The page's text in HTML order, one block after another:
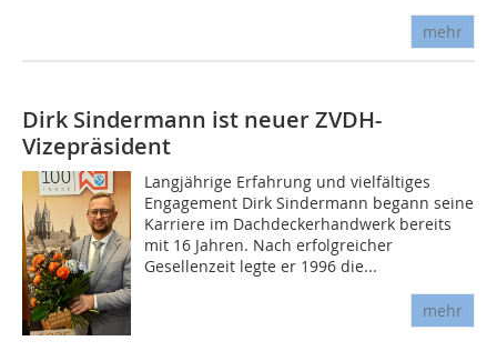
mehr
Dirk Sindermann ist neuer ZVDH-
Vizepräsident
Langjährige Erfahrung und vielfältiges
Engagement Dirk Sindermann begann seine
Karriere im Dachdeckerhandwerk bereits
mit 16 Jahren. Nach erfolgreicher
Gesellenzeit legte er 1996 die...
mehr